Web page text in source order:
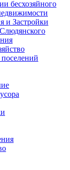
бесхозяйного
и Застройки
поселений